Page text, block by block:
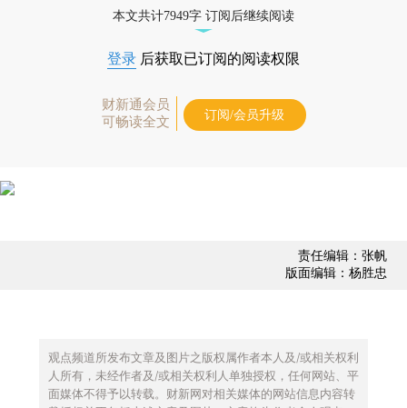
本文共计7949字 订阅后继续阅读
登录 后获取已订阅的阅读权限
财新通会员
可畅读全文
订阅/会员升级
责任编辑：张帆
版面编辑：杨胜忠
观点频道所发布文章及图片之版权属作者本人及/或相关权利
人所有，未经作者及/或相关权利人单独授权，任何网站、平
面媒体不得予以转载。财新网对相关媒体的网站信息内容转